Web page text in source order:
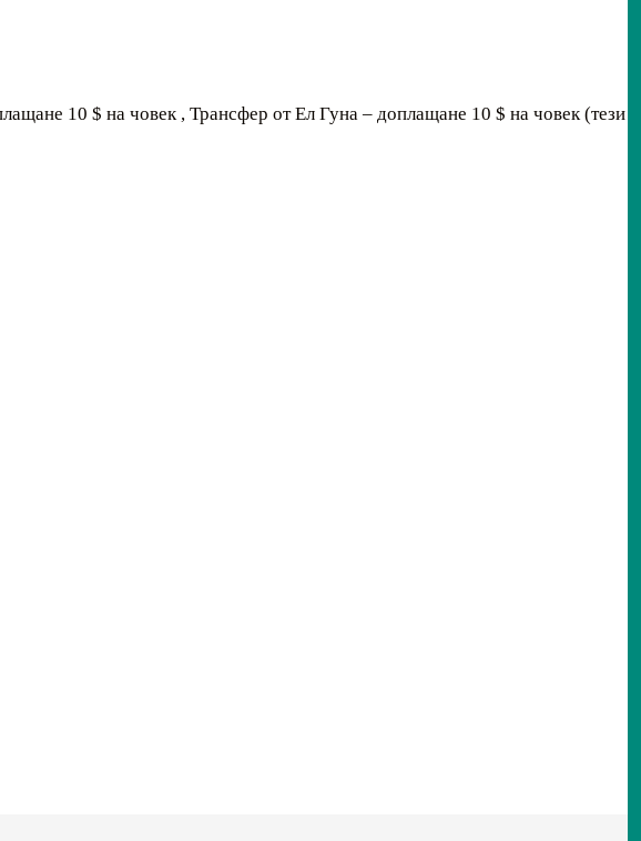
10 $ на човек , Трансфер от Ел Гуна – доплащане 10 $ на човек (тези